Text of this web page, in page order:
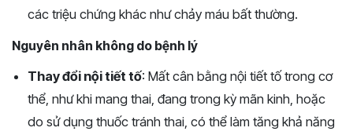
các triệu chứng khác như chảy máu bất thường​.
Nguyên nhân không do bệnh lý
Thay đổi nội tiết tố: Mất cân bằng nội tiết tố trong cơ
thể, như khi mang thai, đang trong kỳ mãn kinh, hoặc
do sử dụng thuốc tránh thai, có thể làm tăng khả năng